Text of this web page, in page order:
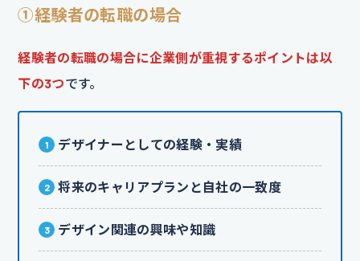
①経験者の転職の場合
経験者の転職の場合に企業側が重視するポイントは以
下の3つです。
デザイナーとしての経験・実績
将来のキャリアプランと自社の一致度
デザイン関連の興味や知識